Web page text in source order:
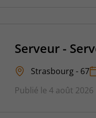
Serveur -
Strasbourg - 67
Publié le 4 août 2026